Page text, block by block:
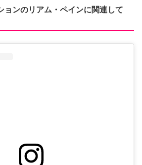
ンのリアム・ペインに関連して